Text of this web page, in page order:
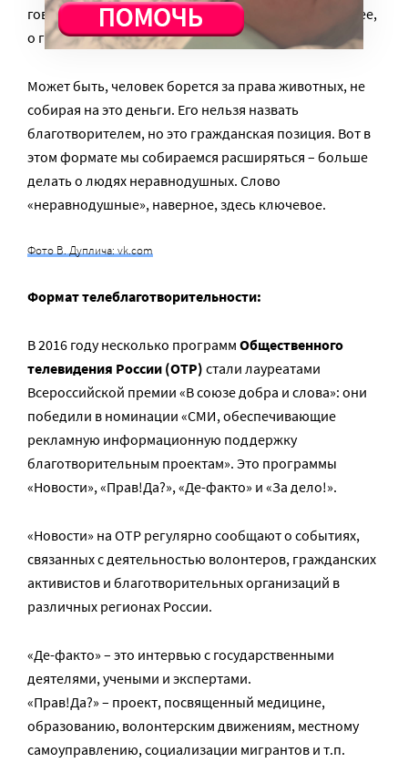
говорить не только о благотворительности, а, скорее,
о гражданских инициативах.
Может быть, человек борется за права животных, не
собирая на это деньги. Его нельзя назвать
благотворителем, но это гражданская позиция. Вот в
этом формате мы собираемся расширяться – больше
делать о людях неравнодушных. Слово
«неравнодушные», наверное, здесь ключевое.
Фото В. Дуплича: vk.com
Формат телеблаготворительности:
В 2016 году несколько программ Общественного
телевидения России (ОТР) стали лауреатами
Всероссийской премии «В союзе добра и слова»: они
победили в номинации «СМИ, обеспечивающие
рекламную информационную поддержку
благотворительным проектам». Это программы
«Новости», «Прав!Да?», «Де-факто» и «За дело!».
«Новости» на ОТР регулярно сообщают о событиях,
связанных с деятельностью волонтеров, гражданских
активистов и благотворительных организаций в
различных регионах России.
«Де-факто» – это интервью с государственными
деятелями, учеными и экспертами.
«Прав!Да?» – проект, посвященный медицине,
образованию, волонтерским движениям, местному
самоуправлению, социализации мигрантов и т.п.